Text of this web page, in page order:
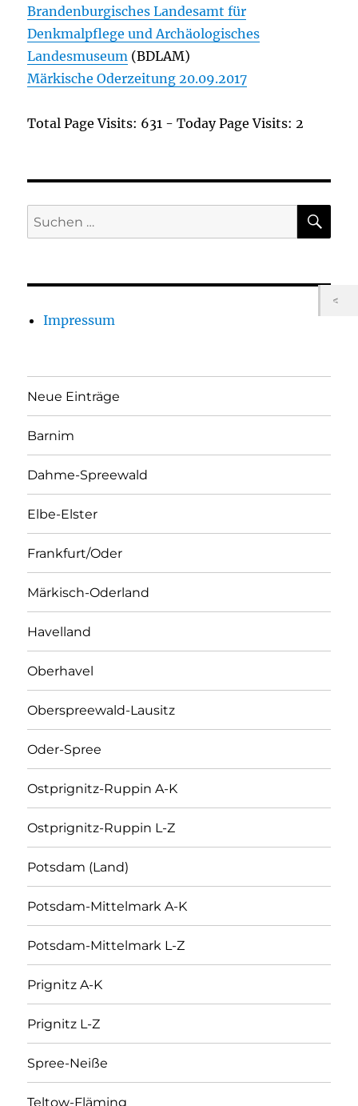
Brandenburgisches Landesamt für
Denkmalpflege und Archäologisches
Landesmuseum (BDLAM)
Märkische Oderzeitung 20.09.2017
Total Page Visits: 631 - Today Page Visits: 2
Suchen
nach:
Impressum
Neue Einträge
Barnim
Dahme-Spreewald
Elbe-Elster
Frankfurt/Oder
Märkisch-Oderland
Havelland
Oberhavel
Oberspreewald-Lausitz
Oder-Spree
Ostprignitz-Ruppin A-K
Ostprignitz-Ruppin L-Z
Potsdam (Land)
Potsdam-Mittelmark A-K
Potsdam-Mittelmark L-Z
Prignitz A-K
Prignitz L-Z
Spree-Neiße
Teltow-Fläming